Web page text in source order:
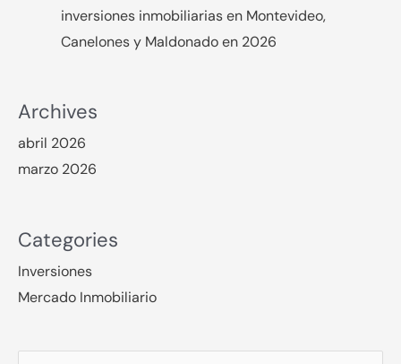
inversiones inmobiliarias en Montevideo,
Canelones y Maldonado en 2026
Archives
abril 2026
marzo 2026
Categories
Inversiones
Mercado Inmobiliario